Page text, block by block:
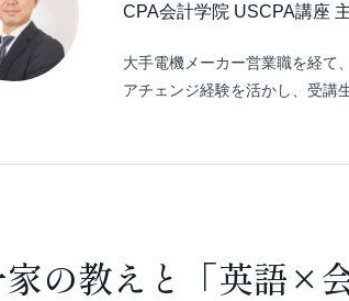
CPA会計学院 USCPA講座
大手電機メーカー営業職を経て
アチェンジ経験を活かし、受講
の教えと「英語×